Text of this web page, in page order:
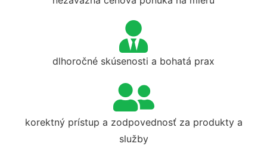
dlhoročné skúsenosti a bohatá prax
korektný prístup a zodpovednosť za produkty a
služby